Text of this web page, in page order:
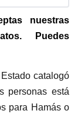
nuestras
Puedes
catalogó
personas está
para Hamás o